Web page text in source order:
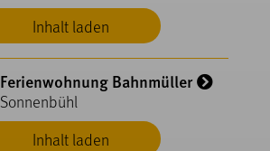
Inhalt laden
Inhalt laden
Ferienwohnung Bahnmüller
Sonnenbühl